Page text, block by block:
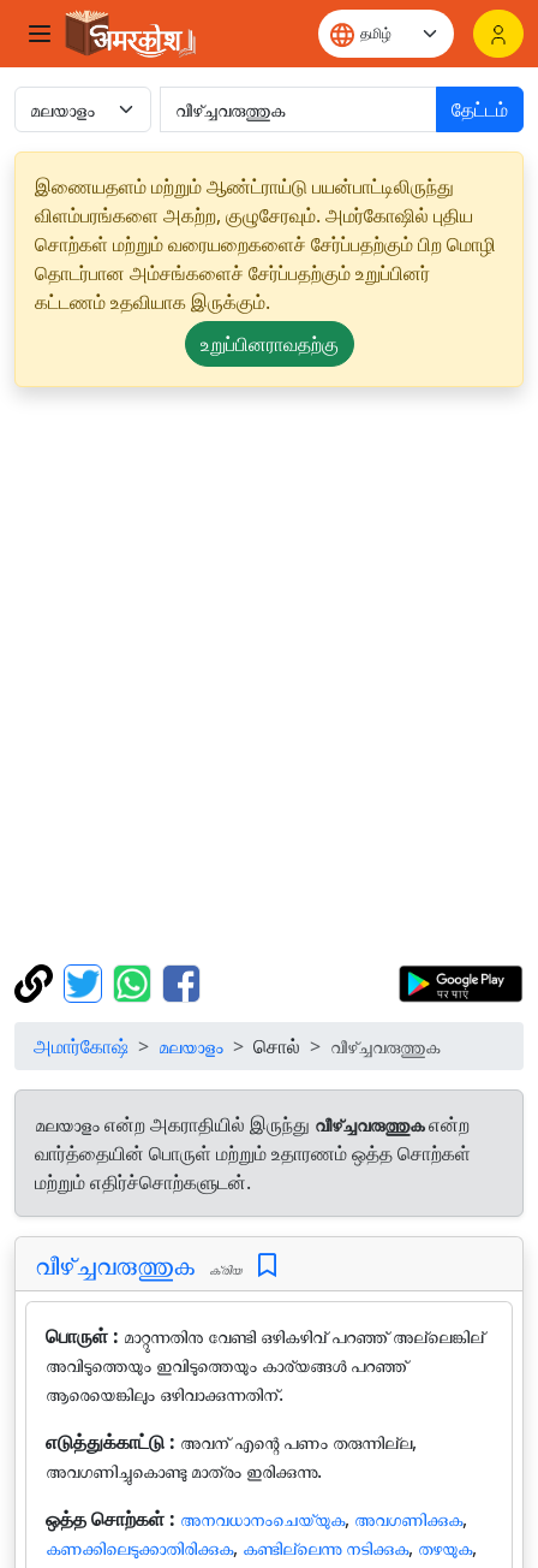
தேட்டம்
இணையதளம் மற்றும் ஆண்ட்ராய்டு பயன்பாட்டிலிருந்து
விளம்பரங்களை அகற்ற, குழுசேரவும். அமர்கோஷில் புதிய
சொற்கள் மற்றும் வரையறைகளைச் சேர்ப்பதற்கும் பிற மொழி
தொடர்பான அம்சங்களைச் சேர்ப்பதற்கும் உறுப்பினர்
கட்டணம் உதவியாக இருக்கும்.
உறுப்பினராவதற்கு
அமார்கோஷ் മലയാളം சொல் വീഴ്ച്ചവരുത്തുക
മലയാളം என்ற அகராதியில் இருந்து വീഴ്ച്ചവരുത്തുകஎன்ற
வார்த்தையின் பொருள் மற்றும் உதாரணம் ஒத்த சொற்கள்
மற்றும் எதிர்ச்சொற்களுடன்.
വീഴ്ച്ചവരുത്തുക ക്രിയ
பொருள் : മാറ്റുന്നതിനു വേണ്ടി ഒഴികഴിവ്‌ പറഞ്ഞ്‌ അല്ലെങ്കില്
അവിടുത്തെയും ഇവിടുത്തെയും കാര്യങ്ങള്‍ പറഞ്ഞ്‌
ആരെയെങ്കിലും ഒഴിവാക്കുന്നതിന്.
எடுத்துக்காட்டு : അവന് എന്റെ പണം തരുന്നില്ല,
അവഗണിച്ചുകൊണ്ടു മാത്രം ഇരിക്കുന്നു.
ஒத்த சொற்கள் : അനവധാനംചെയ്യുക, അവഗണിക്കുക,
കണക്കിലെടുക്കാതിരിക്കുക, കണ്ടില്ലെന്നു നടിക്കുക, തഴയുക,